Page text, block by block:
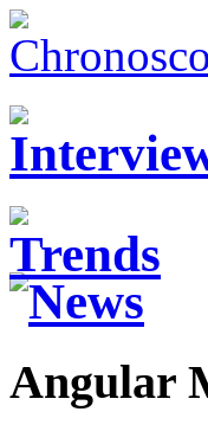
Angular